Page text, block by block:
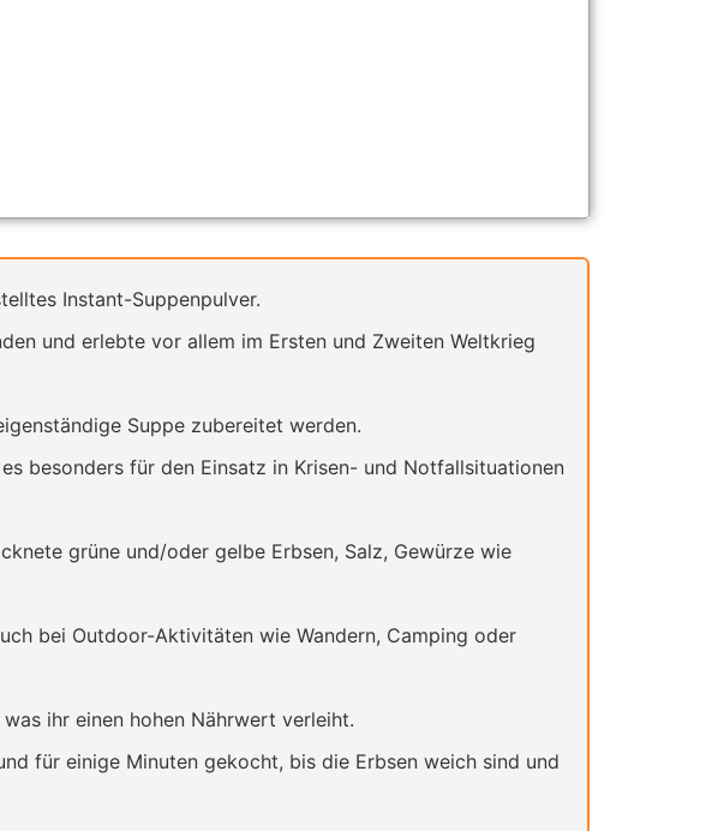
Instant-Suppenpulver.
und erlebte vor allem im Ersten und Zweiten Weltkrieg
Suppe zubereitet werden.
besonders für den Einsatz in Krisen- und Notfallsituationen
grüne und/oder gelbe Erbsen, Salz, Gewürze wie
bei Outdoor-Aktivitäten wie Wandern, Camping oder
ihr einen hohen Nährwert verleiht.
für einige Minuten gekocht, bis die Erbsen weich sind und